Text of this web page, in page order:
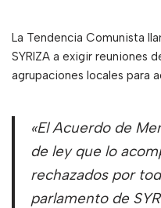
La Tendencia Comunista
SYRIZA a exigir reuniones
agrupaciones locales para
«El Acuerdo de
de ley que lo
rechazados por
parlamento de